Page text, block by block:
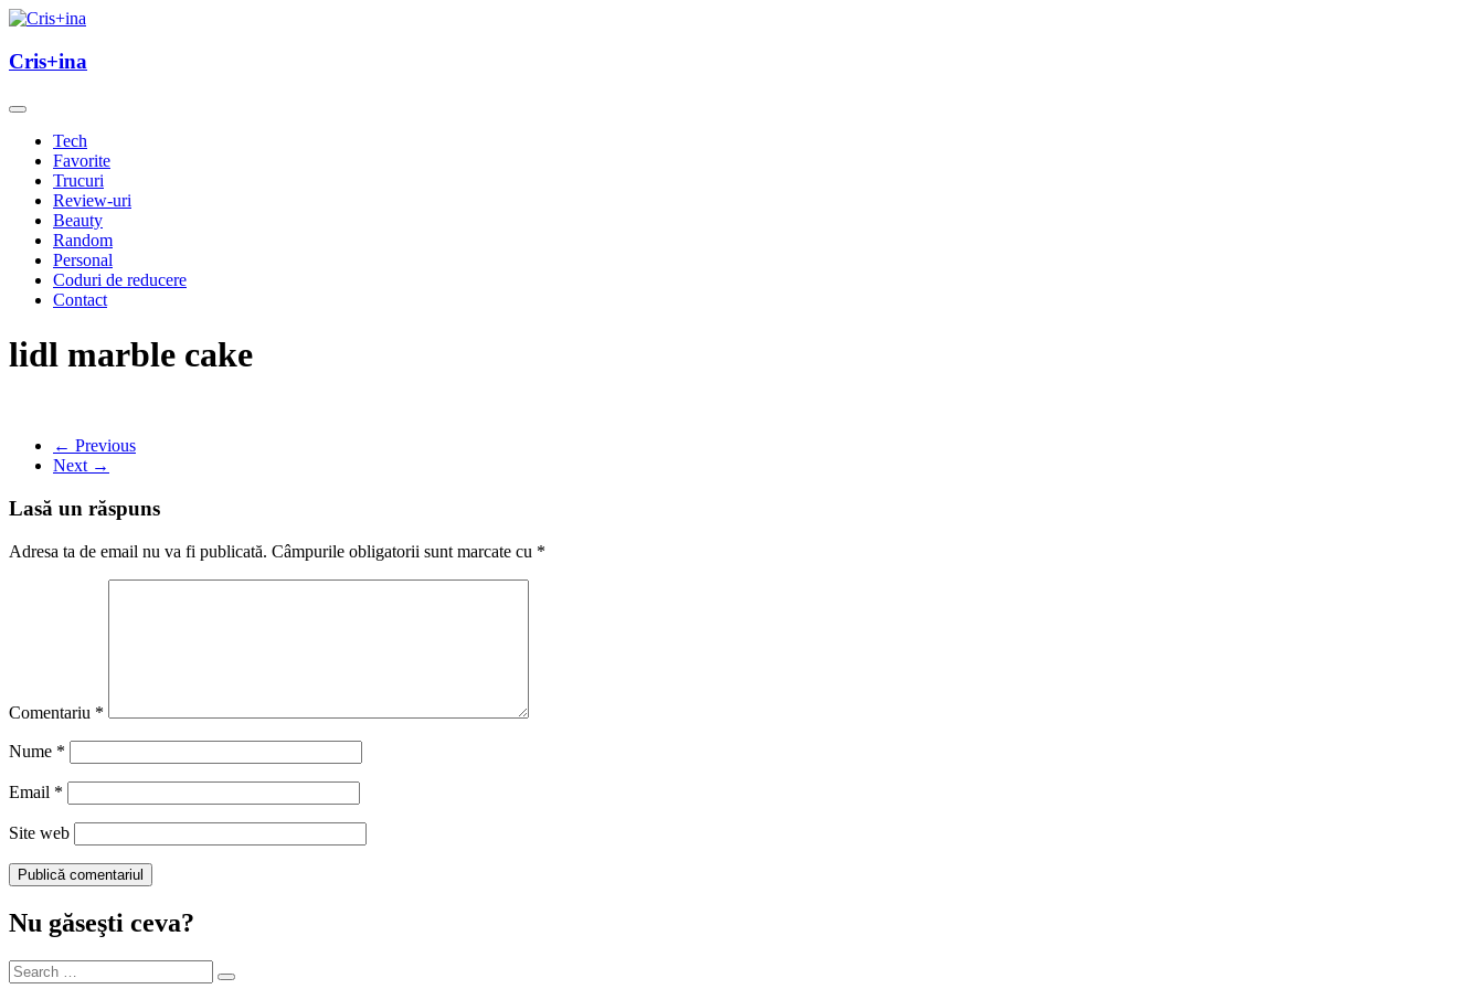
Skip
content
Cris+ina
Cris+ina
Tech
Favorite
Trucuri
Review-uri
Beauty
Random
Personal
Coduri de reducere
Contact
lidl marble cake
← Previous
Next →
Lasă un răspuns
Adresa ta de email nu va fi publicată. Câmpurile obligatorii sunt marcate cu *
Comentariu *
Nume *
Email *
Site web
Nu găseşti ceva?